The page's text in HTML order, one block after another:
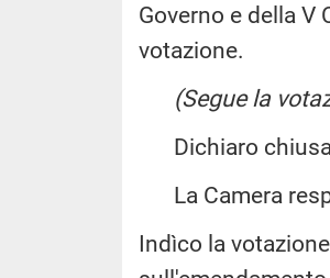
Governo e della
votazione.
(Segue la
Dichiaro chiusa
La Camera
Indìco la